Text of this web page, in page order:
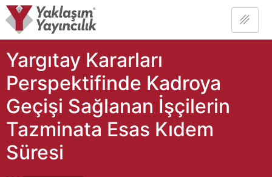
Yargıtay Kararları
Perspektifinde Kadroya
Geçişi Sağlanan İşçilerin
Tazminata Esas Kıdem
Süresi